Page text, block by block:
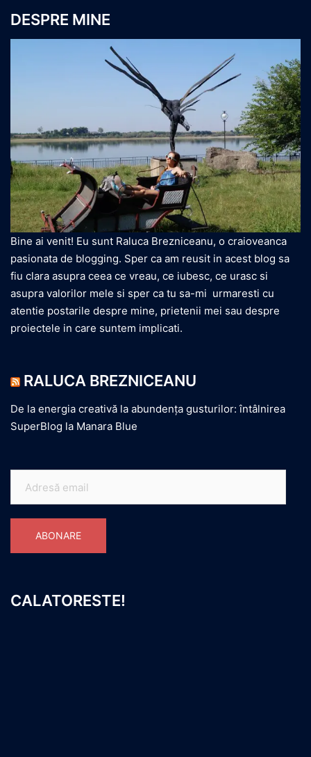
DESPRE MINE
Bine ai venit! Eu sunt Raluca Brezniceanu, o craioveanca
pasionata de blogging. Sper ca am reusit in acest blog sa
fiu clara asupra ceea ce vreau, ce iubesc, ce urasc si
asupra valorilor mele si sper ca tu sa-mi urmaresti cu
atentie postarile despre mine, prietenii mei sau despre
proiectele in care suntem implicati.
RALUCA BREZNICEANU
De la energia creativă la abundența gusturilor: întâlnirea
SuperBlog la Manara Blue
email
ABONARE
CALATORESTE!